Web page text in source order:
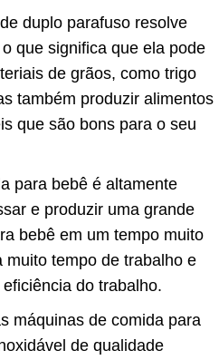
duplo parafuso resolve
que significa que ela pode
de grãos, como trigo
também produzir alimentos
​​que são bons para o seu
para bebê é altamente
e produzir uma grande
bebê em um tempo muito
tempo de trabalho e
do trabalho.
máquinas de comida para
de qualidade